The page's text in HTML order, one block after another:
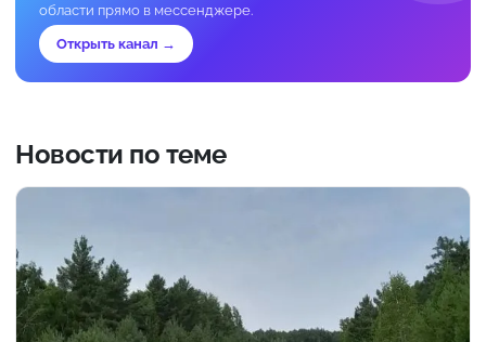
области прямо в мессенджере.
Открыть канал →
Новости по теме